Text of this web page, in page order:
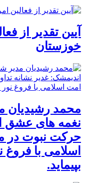
آیین تقدیر از
خوزستان
محمد رشیدیان
نغمه های عشق
حرکت نبوت در
اسلامی با فروغ
بپیماید.